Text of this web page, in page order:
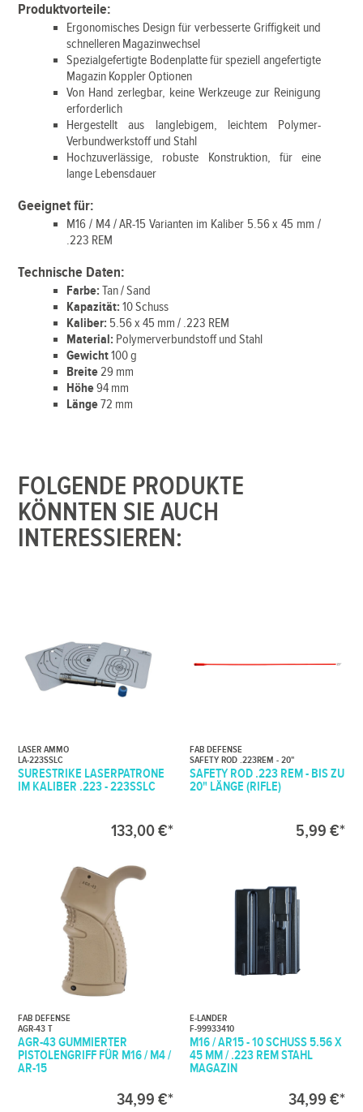
Produktvorteile:
Ergonomisches Design für verbesserte Griffigkeit und
schnelleren Magazinwechsel
Spezialgefertigte Bodenplatte für speziell angefertigte
Magazin Koppler Optionen
Von Hand zerlegbar, keine Werkzeuge zur Reinigung
erforderlich
Hergestellt aus langlebigem, leichtem Polymer-
Verbundwerkstoff und Stahl
Hochzuverlässige, robuste Konstruktion, für eine
lange Lebensdauer
Geeignet für:
M16 / M4 / AR-15 Varianten im Kaliber 5.56 x 45 mm /
.223 REM
Technische Daten:
Farbe:Tan / Sand
Kapazität:10 Schuss
Kaliber: 5.56 x 45 mm / .223 REM
Material: Polymerverbundstoff und Stahl
Gewicht100 g
Breite29 mm
Höhe94 mm
Länge72 mm
FOLGENDE PRODUKTE
KÖNNTEN SIE AUCH
INTERESSIEREN:
LASER AMMO
LA-223SSLC
SURESTRIKE LASERPATRONE
IM KALIBER .223 - 223SSLC
133,00 €*
FAB DEFENSE
SAFETY ROD .223REM - 20"
SAFETY ROD .223 REM - BIS ZU
20" LÄNGE (RIFLE)
5,99 €*
FAB DEFENSE
AGR-43 T
AGR-43 GUMMIERTER
PISTOLENGRIFF FÜR M16 / M4 /
AR-15
34,99 €*
E-LANDER
F-99933410
M16 / AR15 - 10 SCHUSS 5.56 X
45 MM / .223 REM STAHL
MAGAZIN
34,99 €*